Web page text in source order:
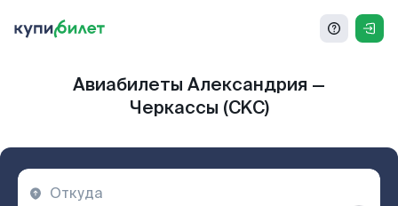
Авиабилеты Александрия —
Черкассы (CKC)